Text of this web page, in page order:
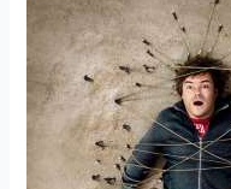
MVC
e
Jawr